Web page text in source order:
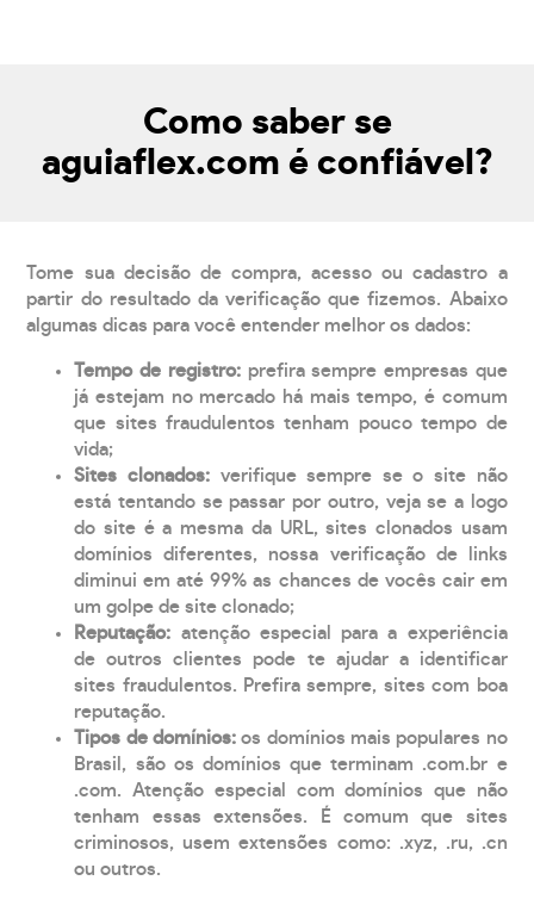
Como saber se
aguiaflex.com é confiável?
Tome sua decisão de compra, acesso ou cadastro a
partir do resultado da verificação que fizemos. Abaixo
algumas dicas para você entender melhor os dados:
Tempo de registro: prefira sempre empresas que
já estejam no mercado há mais tempo, é comum
que sites fraudulentos tenham pouco tempo de
vida;
Sites clonados: verifique sempre se o site não
está tentando se passar por outro, veja se a logo
do site é a mesma da URL, sites clonados usam
domínios diferentes, nossa verificação de links
diminui em até 99% as chances de vocês cair em
um golpe de site clonado;
Reputação: atenção especial para a experiência
de outros clientes pode te ajudar a identificar
sites fraudulentos. Prefira sempre, sites com boa
reputação.
Tipos de domínios:os domínios mais populares no
Brasil, são os domínios que terminam .com.br e
.com. Atenção especial com domínios que não
tenham essas extensões. É comum que sites
criminosos, usem extensões como: .xyz, .ru, .cn
ou outros.